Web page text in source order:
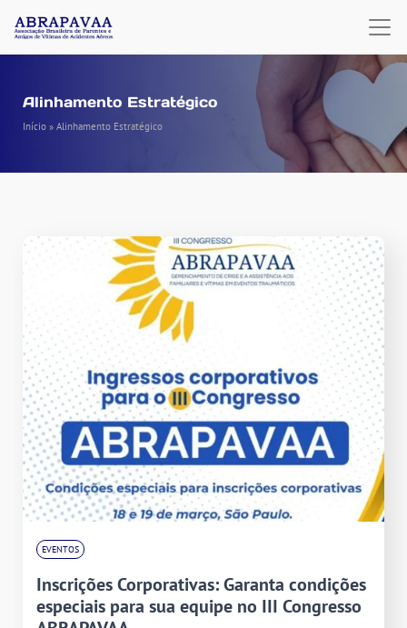
Alinhamento Estratégico
Início » Alinhamento Estratégico
EVENTOS
Inscrições Corporativas: Garanta condições
especiais para sua equipe no III Congresso